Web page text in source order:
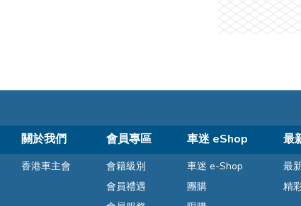
關於我們
香港車主會
會員專區
會籍級別
會員禮遇
車迷 eShop
車迷 e-Shop
團購
最
最
精